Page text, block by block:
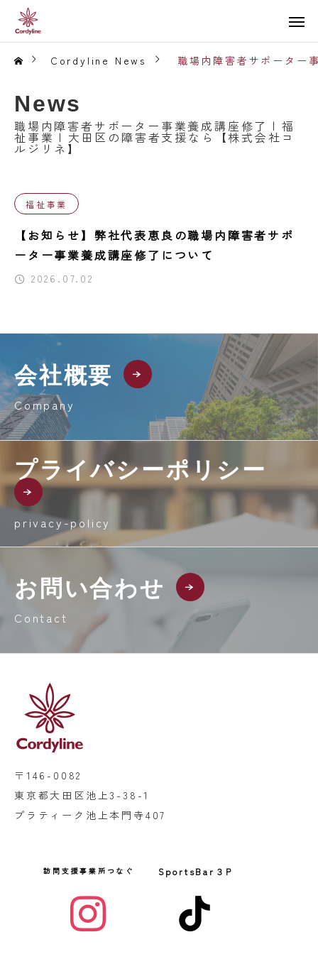
Cordyline News 職場内障害者サポーター
News
職場内障害者サポーター事業養成講座修了 | 福
祉事業 | 大田区の障害者支援なら【株式会社コ
ルジリネ】
福祉事業
【お知らせ】弊社代表恵良の職場内障害者サポ
ーター事業養成講座修了について
2026.07.02
会社概要
Company
プライバシーポリシー
privacy-policy
お問い合わせ
Contact
〒146-0082
東京都大田区池上3-38-1
プラティーク池上本門寺407